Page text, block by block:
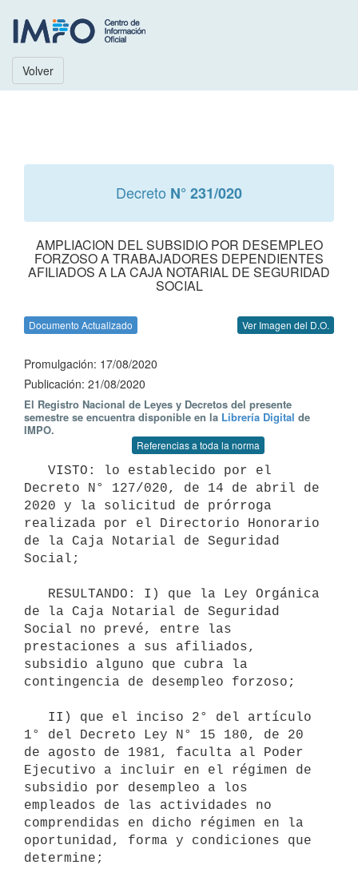
Volver
Decreto N° 231/020
AMPLIACION DEL SUBSIDIO POR DESEMPLEO
FORZOSO A TRABAJADORES DEPENDIENTES
AFILIADOS A LA CAJA NOTARIAL DE SEGURIDAD
SOCIAL
Documento Actualizado Ver Imagen del D.O.
Promulgación: 17/08/2020
Publicación: 21/08/2020
El Registro Nacional de Leyes y Decretos del presente
semestre se encuentra disponible en la Librería Digital de
IMPO.
Referencias a toda la norma
Decreto N° 127/020, de 14 de abril de
2020 y la solicitud de prórroga
realizada por el Directorio Honorario
de la Caja Notarial de Seguridad
Social;
de la Caja Notarial de Seguridad
Social no prevé, entre las
prestaciones a sus afiliados,
subsidio alguno que cubra la
contingencia de desempleo forzoso;
1° del Decreto Ley N° 15 180, de 20
de agosto de 1981, faculta al Poder
Ejecutivo a incluir en el régimen de
subsidio por desempleo a los
empleados de las actividades no
comprendidas en dicho régimen en la
oportunidad, forma y condiciones que
determine;